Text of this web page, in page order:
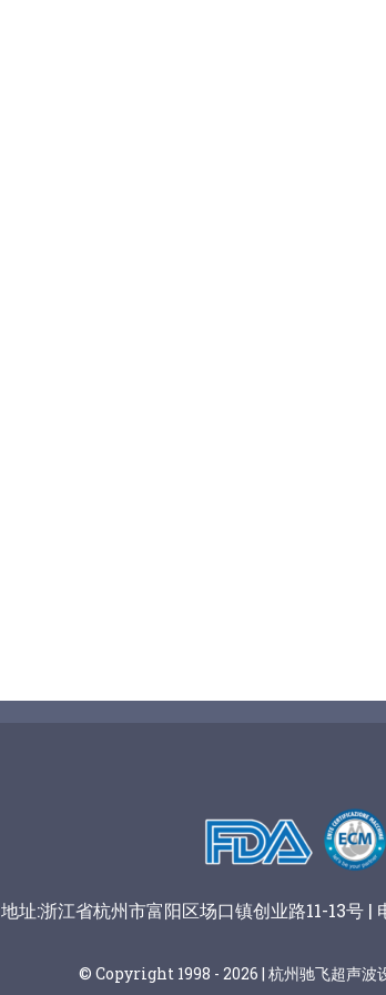
地址:浙江省杭州市富阳区场口镇创业路11-13号
© Copyright 1998 - 2026 | 杭州驰飞超声